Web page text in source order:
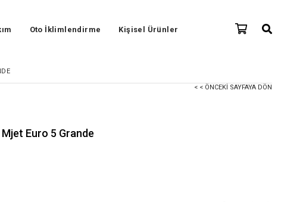
Oto İklimlendirme Kişisel Ürünler
< < ÖNCEKI SAYFAYA DÖN
Euro 5 Grande